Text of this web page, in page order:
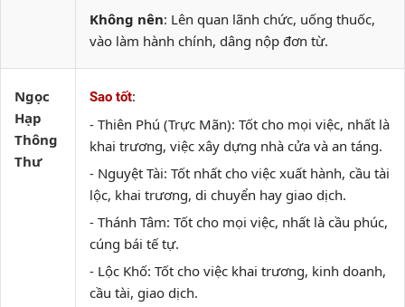
Không nên: Lên quan lãnh chức, uống thuốc,
vào làm hành chính, dâng nộp đơn từ.
Ngọc
Hạp
Thông
Thư
Sao tốt:
- Thiên Phú (Trực Mãn): Tốt cho mọi việc, nhất là
khai trương, việc xây dựng nhà cửa và an táng.
- Nguyệt Tài: Tốt nhất cho việc xuất hành, cầu tài
lộc, khai trương, di chuyển hay giao dịch.
- Thánh Tâm: Tốt cho mọi việc, nhất là cầu phúc,
cúng bái tế tự.
- Lộc Khố: Tốt cho việc khai trương, kinh doanh,
cầu tài, giao dịch.